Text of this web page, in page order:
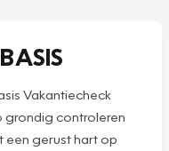
Vakantiecheck
grondig controleren
een gerust hart op